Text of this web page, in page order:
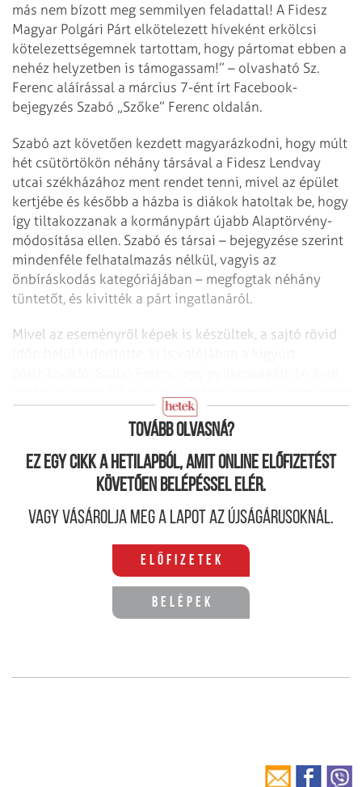
más nem bízott meg semmilyen feladattal! A Fidesz
Magyar Polgári Párt elkötelezett híveként erkölcsi
kötelezettségemnek tartottam, hogy pártomat ebben a
nehéz helyzetben is támogassam!” – olvasható Sz.
Ferenc aláírással a március 7-ént írt Facebook-
bejegyzés Szabó „Szőke” Ferenc oldalán.
Szabó azt követően kezdett magyarázkodni, hogy múlt
hét csütörtökön néhány társával a Fidesz Lendvay
utcai székházához ment rendet tenni, mivel az épület
kertjébe és később a házba is diákok hatoltak be, hogy
így tiltakozzanak a kormánypárt újabb Alaptörvény-
módosítása ellen. Szabó és társai – bejegyzése szerint
mindenféle felhatalmazás nélkül, vagyis az
önbíráskodás kategóriájában – megfogtak néhány
tüntetőt, és kivitték a párt ingatlanáról.
Mivel az eseményről képek is készültek, a sajtó rövid
FTC szurkolói koordinátora.
Tovább olvasná?
Ez egy cikk a hetilapból, amit online előfizetést
követően belépéssel elér.
Vagy vásárolja meg a lapot az újságárusoknál.
Előfizetek
Belépek